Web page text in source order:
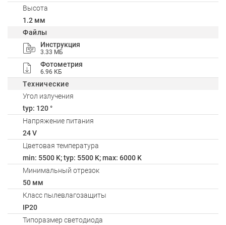
Высота
1.2 мм
Файлы
Инструкция
3.33 МБ
Фотометрия
6.96 КБ
Технические
Угол излучения
typ: 120 °
Напряжение питания
24 V
Цветовая температура
min: 5500 K; typ: 5500 K; max: 6000 K
Минимальный отрезок
50 мм
Класс пылевлагозащиты
IP20
Типоразмер светодиода